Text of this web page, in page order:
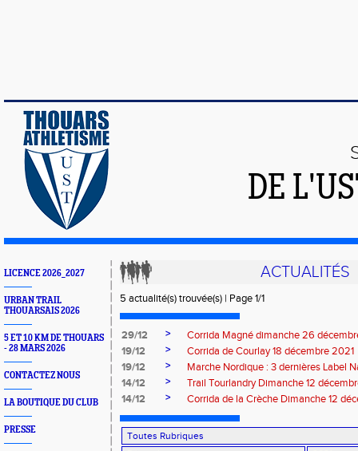
DE
LICENCE 2026_2027
URBAN TRAIL
THOUARSAIS 2026
5 ET 10 KM DE THOUARS
- 28 MARS 2026
CONTACTEZ NOUS
LA BOUTIQUE DU CLUB
PRESSE
ACTUALITÉS
5 actualité(s) trouvée(s) | Page 1/1
29/12 >
Corrida Magné dimanche 26
19/12
>
Corrida de Courlay 18 décembre 2021
19/12
>
Marche Nordique : 3 dernières Label
14/12
>
Trail Tourlandry Dimanche 12
14/12
> Corrida de la Crèche Dimanche 12